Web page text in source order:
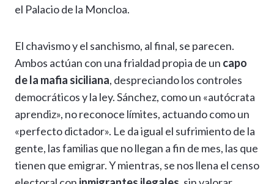
el Palacio de la Moncloa.
El chavismo y el sanchismo, al final, se parecen.
Ambos actúan con una frialdad propia de un capo
de la mafia siciliana, despreciando los controles
democráticos y la ley. Sánchez, como un «autócrata
aprendiz», no reconoce límites, actuando como un
«perfecto dictador». Le da igual el sufrimiento de la
gente, las familias que no llegan a fin de mes, las que
tienen que emigrar. Y mientras, se nos llena el censo